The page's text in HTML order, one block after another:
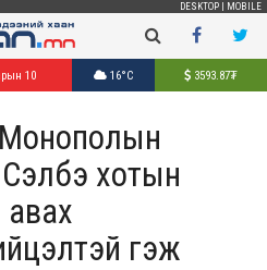
DESKTOP MOBILE
10 16°C 3593.87₮
хотын
авах
гэж